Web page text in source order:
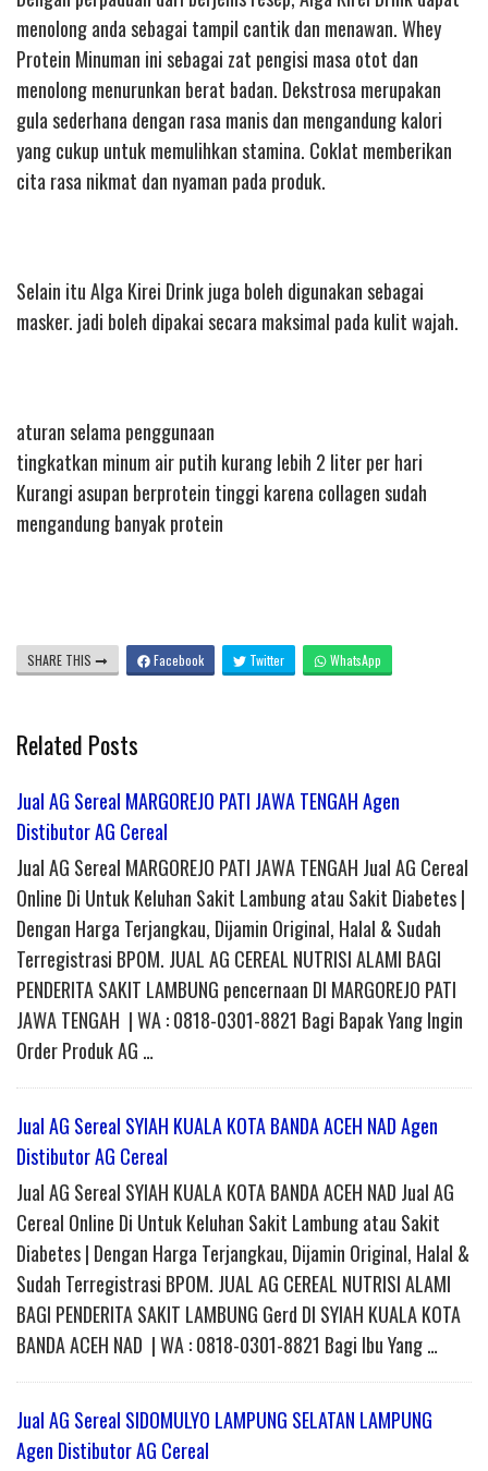
menolong anda sebagai tampil cantik dan menawan. Whey
Protein Minuman ini sebagai zat pengisi masa otot dan
menolong menurunkan berat badan. Dekstrosa merupakan
gula sederhana dengan rasa manis dan mengandung kalori
yang cukup untuk memulihkan stamina. Coklat memberikan
cita rasa nikmat dan nyaman pada produk.
Selain itu Alga Kirei Drink juga boleh digunakan sebagai
masker. jadi boleh dipakai secara maksimal pada kulit wajah.
aturan selama penggunaan
tingkatkan minum air putih kurang lebih 2 liter per hari
Kurangi asupan berprotein tinggi karena collagen sudah
mengandung banyak protein
SHARE THIS Facebook Twitter WhatsApp
Related Posts
Jual AG Sereal MARGOREJO PATI JAWA TENGAH Agen
Distibutor AG Cereal
Jual AG Sereal MARGOREJO PATI JAWA TENGAH Jual AG Cereal
Online Di Untuk Keluhan Sakit Lambung atau Sakit Diabetes |
Dengan Harga Terjangkau, Dijamin Original, Halal & Sudah
Terregistrasi BPOM. JUAL AG CEREAL NUTRISI ALAMI BAGI
PENDERITA SAKIT LAMBUNG pencernaan DI MARGOREJO PATI
JAWA TENGAH | WA : 0818-0301-8821 Bagi Bapak Yang Ingin
Order Produk AG …
Jual AG Sereal SYIAH KUALA KOTA BANDA ACEH NAD Agen
Distibutor AG Cereal
Jual AG Sereal SYIAH KUALA KOTA BANDA ACEH NAD Jual AG
Cereal Online Di Untuk Keluhan Sakit Lambung atau Sakit
Diabetes | Dengan Harga Terjangkau, Dijamin Original, Halal &
Sudah Terregistrasi BPOM. JUAL AG CEREAL NUTRISI ALAMI
BAGI PENDERITA SAKIT LAMBUNG Gerd DI SYIAH KUALA KOTA
BANDA ACEH NAD | WA : 0818-0301-8821 Bagi Ibu Yang …
Jual AG Sereal SIDOMULYO LAMPUNG SELATAN LAMPUNG
Agen Distibutor AG Cereal